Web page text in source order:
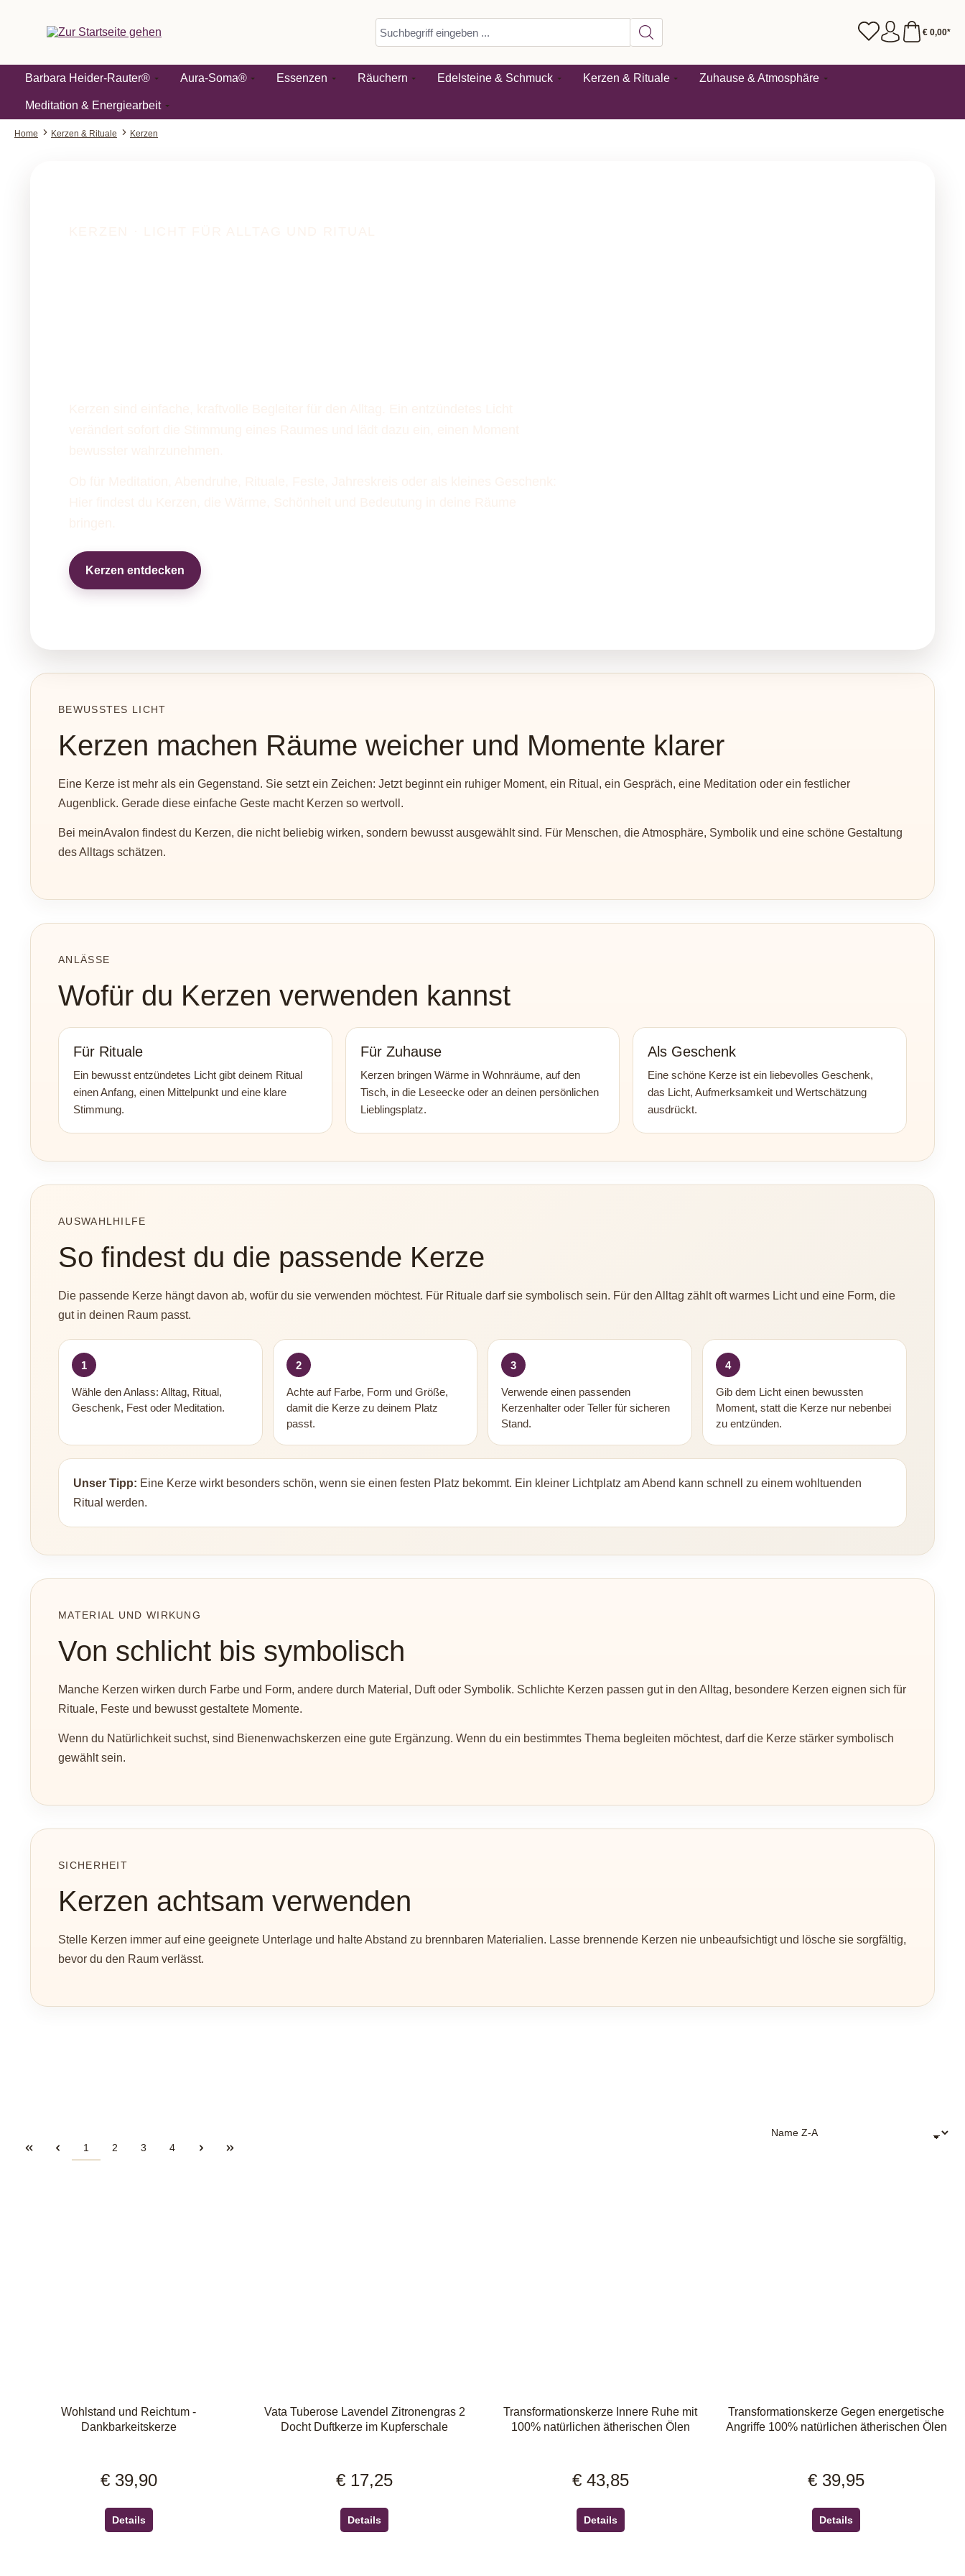
€ 0,00*
Barbara Heider-Rauter® Aura-Soma® Essenzen Räuchern Edelsteine & Schmuck Kerzen & Rituale Zuhause & Atmosphäre
Meditation & Energiearbeit
Home Kerzen & Rituale Kerzen
Kerzen entdecken
BEWUSSTES LICHT
Kerzen machen Räume weicher und Momente klarer
Eine Kerze ist mehr als ein Gegenstand. Sie setzt ein Zeichen: Jetzt beginnt ein ruhiger Moment, ein Ritual, ein Gespräch, eine Meditation oder ein festlicher
Augenblick. Gerade diese einfache Geste macht Kerzen so wertvoll.
Bei meinAvalon findest du Kerzen, die nicht beliebig wirken, sondern bewusst ausgewählt sind. Für Menschen, die Atmosphäre, Symbolik und eine schöne Gestaltung
des Alltags schätzen.
ANLÄSSE
Wofür du Kerzen verwenden kannst
Für Rituale
Ein bewusst entzündetes Licht gibt deinem Ritual
einen Anfang, einen Mittelpunkt und eine klare
Stimmung.
Für Zuhause
Kerzen bringen Wärme in Wohnräume, auf den
Tisch, in die Leseecke oder an deinen persönlichen
Lieblingsplatz.
Als Geschenk
Eine schöne Kerze ist ein liebevolles Geschenk,
das Licht, Aufmerksamkeit und Wertschätzung
ausdrückt.
AUSWAHLHILFE
So findest du die passende Kerze
Die passende Kerze hängt davon ab, wofür du sie verwenden möchtest. Für Rituale darf sie symbolisch sein. Für den Alltag zählt oft warmes Licht und eine Form, die
gut in deinen Raum passt.
1
Wähle den Anlass: Alltag, Ritual,
Geschenk, Fest oder Meditation.
2
Achte auf Farbe, Form und Größe,
damit die Kerze zu deinem Platz
passt.
3
Verwende einen passenden
Kerzenhalter oder Teller für sicheren
Stand.
4
Gib dem Licht einen bewussten
Moment, statt die Kerze nur nebenbei
zu entzünden.
Unser Tipp: Eine Kerze wirkt besonders schön, wenn sie einen festen Platz bekommt. Ein kleiner Lichtplatz am Abend kann schnell zu einem wohltuenden
Ritual werden.
MATERIAL UND WIRKUNG
Von schlicht bis symbolisch
Manche Kerzen wirken durch Farbe und Form, andere durch Material, Duft oder Symbolik. Schlichte Kerzen passen gut in den Alltag, besondere Kerzen eignen sich für
Rituale, Feste und bewusst gestaltete Momente.
Wenn du Natürlichkeit suchst, sind Bienenwachskerzen eine gute Ergänzung. Wenn du ein bestimmtes Thema begleiten möchtest, darf die Kerze stärker symbolisch
gewählt sein.
SICHERHEIT
Kerzen achtsam verwenden
Stelle Kerzen immer auf eine geeignete Unterlage und halte Abstand zu brennbaren Materialien. Lasse brennende Kerzen nie unbeaufsichtigt und lösche sie sorgfältig,
bevor du den Raum verlässt.
Seite
1 Seite
2 Seite
3 Seite
4
Wohlstand und Reichtum -
Dankbarkeitskerze
Regulärer Preis:
€ 39,90
Details
Vata Tuberose Lavendel Zitronengras 2
Docht Duftkerze im Kupferschale
Regulärer Preis:
€ 17,25
Details
Transformationskerze Innere Ruhe mit
100% natürlichen ätherischen Ölen
Regulärer Preis:
€ 43,85
Details
Transformationskerze Gegen energetische
Angriffe 100% natürlichen ätherischen Ölen
Regulärer Preis:
€ 39,95
Details